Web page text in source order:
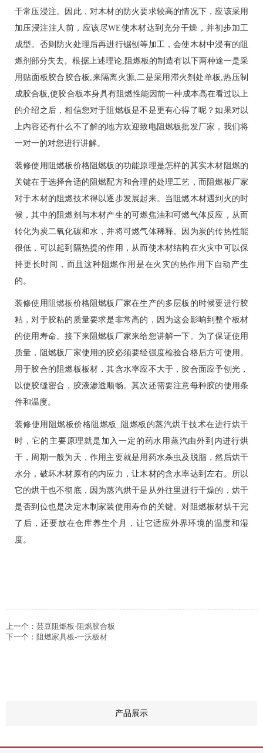
干常压浸注。因此，对木材的防火要求较高的情况下，应该采用
加压浸注注人前，应该尽WE使木材达到充分干燥，并初步加工
成型。否则防火处理后再进行锯刨等加工，会使木材中浸有的阻
燃剂部分失去。根据上述理论,阻燃板的制造有以下两种途一是采
用贴面板胶合胶合板,来隔离火源,二是采用滞火剂处单板,热压制
成胶合板,使胶合板本身具有阻燃性能因前一种成本高在看过以上
的介绍之后，相信您对于阻燃板是不是更有心得了呢？如果对以
上内容还有什么不了解的地方欢迎致电阻燃板批发厂家，我们将
一对一的对您进行讲解。
装修使用阻燃板价格阻燃板的功能原理是怎样的其实木材阻燃的
关键在于选择合适的阻燃配方和合理的处理工艺，而阻燃板厂家
对于木材的阻燃技术得以逐步发展起来。当阻燃木材遇到火的时
候，其中的阻燃剂与木材产生的可燃焦油和可燃气体反应，从而
转化为炭二氧化碳和水，并将可燃气体稀释。因为炭的传热性能
很低，可以起到隔热提的作用，从而使木材结构在火灾中可以保
持更长时间，而且这种阻燃作用是在火灾的热作用下自动产生
的。
装修使用 阻燃板 价格阻燃板厂家在生产的多层板的时候要进行胶
粘，对于胶粘的质量要求是非常高的，因为这会影响到整个板材
的使用寿命。接下来阻燃板厂家来给您讲解一下。为了保证使用
质量，阻燃板厂家使用的胶必须要经强度检验合格后方可使用。
用于胶合的阻燃板板材，其含水率应不大于，胶合面应予刨光，
以使胶缝密合，胶液渗透顺畅。其次还需要注意每种胶的使用条
件和温度。
装修使用阻燃板价格阻燃板_阻燃板的蒸汽烘干技术在进行烘干
时，它的主要原理就是加入一定的药水用蒸汽由外到内进行烘
干，周期一般为天，作用主要就是用药水杀虫及脱脂，然后烘干
水分，破坏木材原有的内应力，让木材的含水率达到左右。所以
它的烘干也不彻底，因为蒸汽烘干是从外往里进行干燥的，烘干
是否到位也是决定木制家装使用寿命的关键。对阻燃板材烘干完
了后，还要放在仓库养生个月，让它适应外界环境的温度和湿
度。
上一个： 芸豆阻燃板-阻燃胶合板
下一个： 阻燃家具板-一沃板材
产品展示